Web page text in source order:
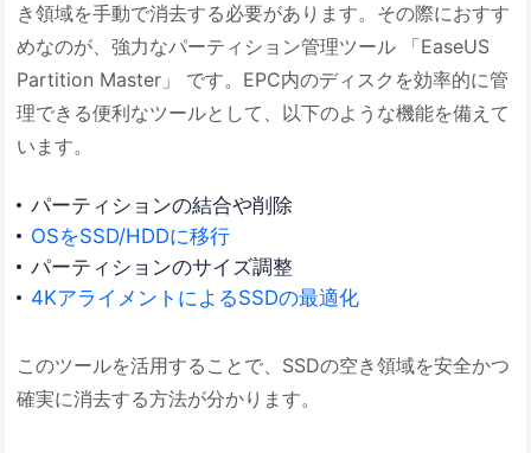
き領域を手動で消去する必要があります。その際におすす
めなのが、強力なパーティション管理ツール 「EaseUS
Partition Master」 です。EPC内のディスクを効率的に管
理できる便利なツールとして、以下のような機能を備えて
います。
パーティションの結合や削除
OSをSSD/HDDに移行
パーティションのサイズ調整
4KアライメントによるSSDの最適化
このツールを活用することで、SSDの空き領域を安全かつ
確実に消去する方法が分かります。